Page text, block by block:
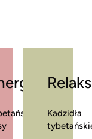
Relaks
Kadzidła